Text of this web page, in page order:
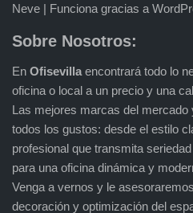
Neve | Funciona gracias a
Sobre Nosotros:
En Ofisevillaencontrará todo lo
oficina o local a un precio y una
Las mejores marcas del mercado
todos los gustos: desde el estilo
profesional que transmita
para una oficina dinámica y
Venga a vernos y le
decoración y optimización del